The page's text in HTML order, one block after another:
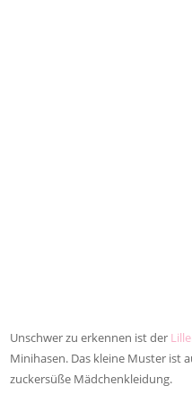
Unschwer zu erkennen ist der
Minihasen. Das kleine Muster ist
zuckersüße Mädchenkleidung.